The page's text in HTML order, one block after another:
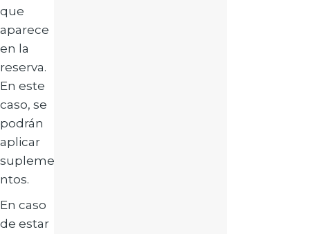
que
aparece
en la
reserva.
En este
caso, se
podrán
aplicar
supleme
ntos.
En caso
de estar